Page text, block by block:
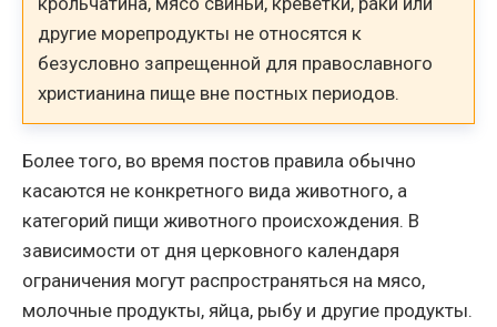
другие морепродукты не относятся к
безусловно запрещенной для православного
христианина пище вне постных периодов.
Более того, во время постов правила обычно
касаются не конкретного вида животного, а
категорий пищи животного происхождения. В
зависимости от дня церковного календаря
ограничения могут распространяться на мясо,
молочные продукты, яйца, рыбу и другие продукты.